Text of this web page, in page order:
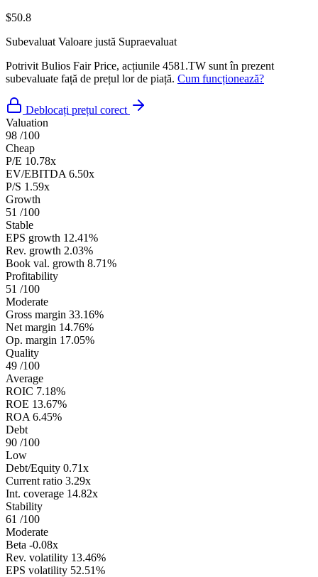
$50.8
Subevaluat Valoare justă Supraevaluat
Potrivit Bulios Fair Price, acțiunile 4581.TW sunt în prezent
subevaluate față de prețul lor de piață. Cum funcționează?
Deblocați prețul corect
Valuation
98 /100
Cheap
P/E 10.78x
EV/EBITDA 6.50x
P/S 1.59x
Growth
51 /100
Stable
EPS growth 12.41%
Rev. growth 2.03%
Book val. growth 8.71%
Profitability
51 /100
Moderate
Gross margin 33.16%
Net margin 14.76%
Op. margin 17.05%
Quality
49 /100
Average
ROIC 7.18%
ROE 13.67%
ROA 6.45%
Debt
90 /100
Low
Debt/Equity 0.71x
Current ratio 3.29x
Int. coverage 14.82x
Stability
61 /100
Moderate
Beta -0.08x
Rev. volatility 13.46%
EPS volatility 52.51%